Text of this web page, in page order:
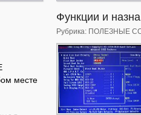
Функции и
Рубрика: ПОЛЕЗНЫЕ
месте